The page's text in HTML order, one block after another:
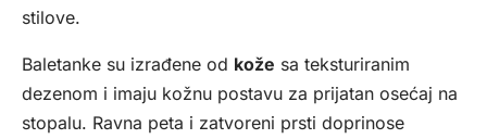
stilove.
Baletanke su izrađene od kože sa teksturiranim
dezenom i imaju kožnu postavu za prijatan osećaj na
stopalu. Ravna peta i zatvoreni prsti doprinose